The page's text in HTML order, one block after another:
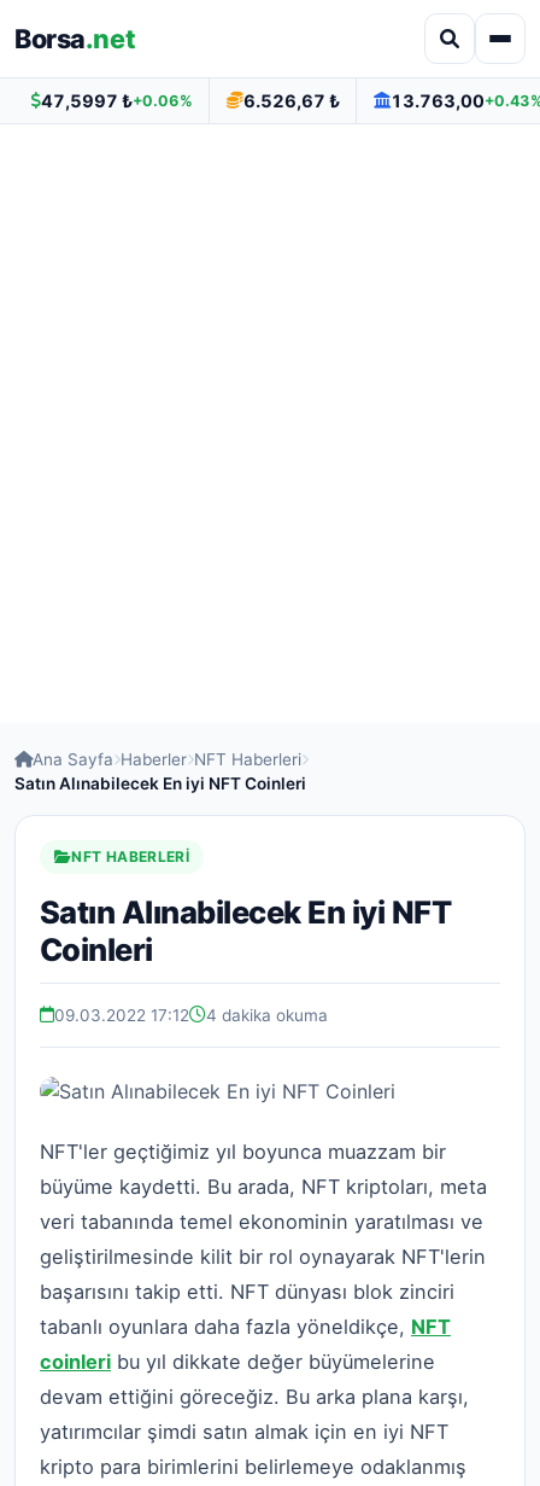
Borsa.net
47,5997 ₺+0.06% 6.526,67 ₺ 13.763,00
Ana Sayfa Haberler NFT Haberleri
Satın Alınabilecek En iyi NFT Coinleri
NFT HABERLERI
Satın Alınabilecek En iyi NFT
Coinleri
09.03.2022 17:12 4 dakika okuma
NFT'ler geçtiğimiz yıl boyunca muazzam bir
büyüme kaydetti. Bu arada, NFT kriptoları, meta
veri tabanında temel ekonominin yaratılması ve
geliştirilmesinde kilit bir rol oynayarak NFT'lerin
başarısını takip etti. NFT dünyası blok zinciri
tabanlı oyunlara daha fazla yöneldikçe, NFT
coinleri bu yıl dikkate değer büyümelerine
devam ettiğini göreceğiz. Bu arka plana karşı,
yatırımcılar şimdi satın almak için en iyi NFT
kripto para birimlerini belirlemeye odaklanmış